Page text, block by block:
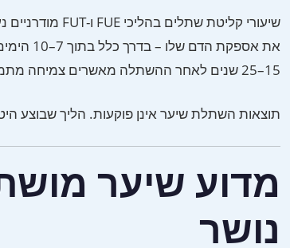
את
15–25 שנים לאחר ההשתלה מאשרים צמיחה מתמשכת ללא מיניאטוריזציה מואצת.
תוצאות השתלת שיער אינן פוקעות. הליך שבוצע היטב בגיל 35 עדיין יציג שערות מושתלות חיות וצומחות
מדוע שיער
נושר